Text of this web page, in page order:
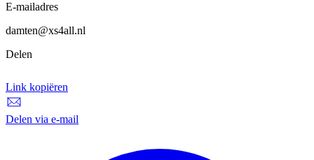
E-mailadres
damten@xs4all.nl
Delen
Link kopiëren
Delen via e-mail